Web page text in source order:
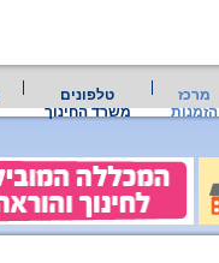
מרכז
הזמנות
טלפונים
משרד החינוך